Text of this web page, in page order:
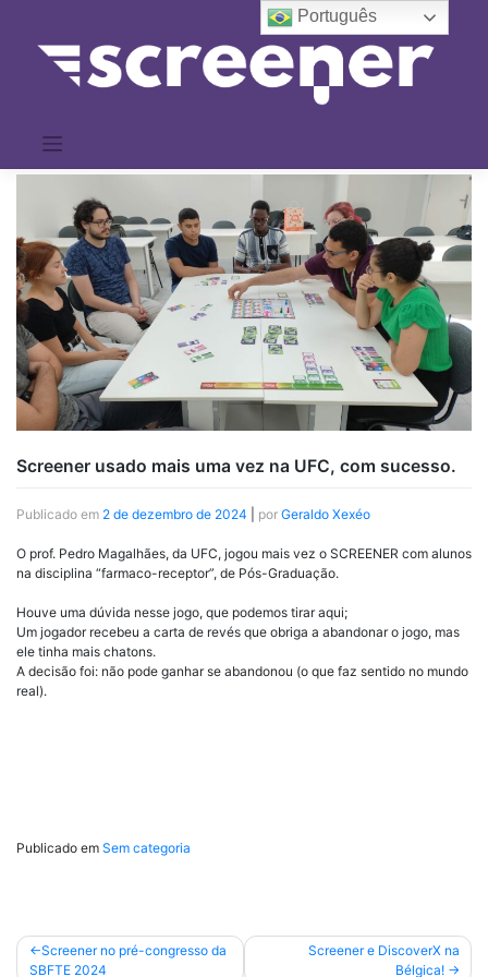
conteúdo
Screener usado mais uma vez na UFC, com sucesso.
Publicado em 2 de dezembro de 2024 por Geraldo Xexéo
O prof. Pedro Magalhães, da UFC, jogou mais vez o SCREENER com alunos
na disciplina “farmaco-receptor”, de Pós-Graduação.
Houve uma dúvida nesse jogo, que podemos tirar aqui;
Um jogador recebeu a carta de revés que obriga a abandonar o jogo, mas
ele tinha mais chatons.
A decisão foi: não pode ganhar se abandonou (o que faz sentido no mundo
real).
Publicado em Sem categoria
Navegação
Screener no pré-congresso da
SBFTE 2024
Screener e DiscoverX na
Bélgica!
Português